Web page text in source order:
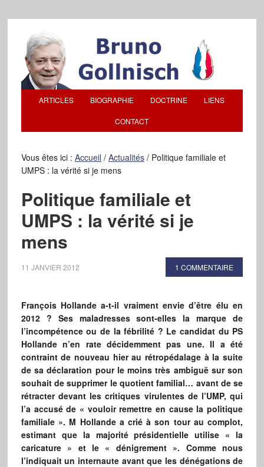
ARTICLES BIOGRAPHIE DOCTRINE LIENS
CONTACT
Vous êtes ici : Accueil / Actualités /Politique familiale et
UMPS : la vérité si je mens
Politique familiale et
UMPS : la vérité si je
mens
11 JANVIER 2012 1 COMMENTAIRE
François Hollande a-t-il vraiment envie d’être élu en
2012 ? Ses maladresses sont-elles la marque de
l’incompétence ou de la fébrilité ? Le candidat du PS
Hollande n’en rate décidemment pas une. Il a été
contraint de nouveau hier au rétropédalage à la suite
de sa déclaration pour le moins très ambiguë sur son
souhait de supprimer le quotient familial… avant de se
rétracter devant les critiques virulentes de l’UMP, qui
l’a accusé de « vouloir remettre en cause la politique
familiale ». M Hollande a crié à son tour au complot,
estimant que la majorité présidentielle utilise « la
caricature » et le « dénigrement ». Comme nous
l’indiquait un internaute avant que les dénégations de